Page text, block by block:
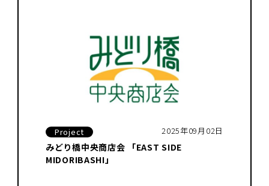
Project 2025年09月02日
みどり橋中央商店会 「EAST SIDE
MIDORIBASHI」